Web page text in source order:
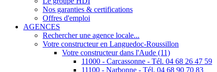
Nos garanties & certifications
Offres d'emploi
AGENCES
Rechercher une agence locale...
Votre constructeur en Languedoc-Roussillon
Votre constructeur dans l'Aude (11)
11000 - Carcassonne - Tél. 04 68 26 47 59
11100 - Narbonne - Tél. 04 68 90 70 83